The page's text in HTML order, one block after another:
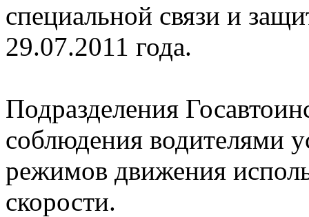
специальной связи и
29.07.2011 года.
Подразделения
соблюдения водителями
режимов движения
скорости.